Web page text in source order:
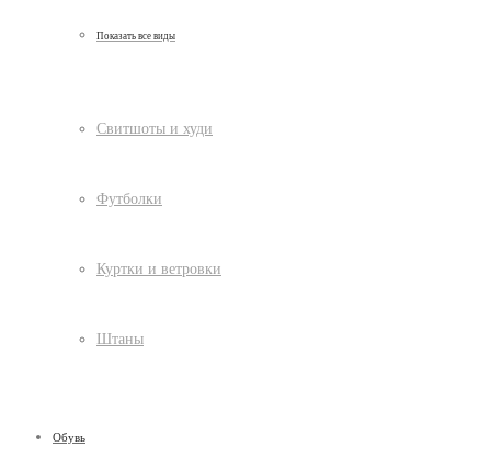
Показать все виды
Свитшоты и худи
Футболки
Куртки и ветровки
Штаны
Обувь